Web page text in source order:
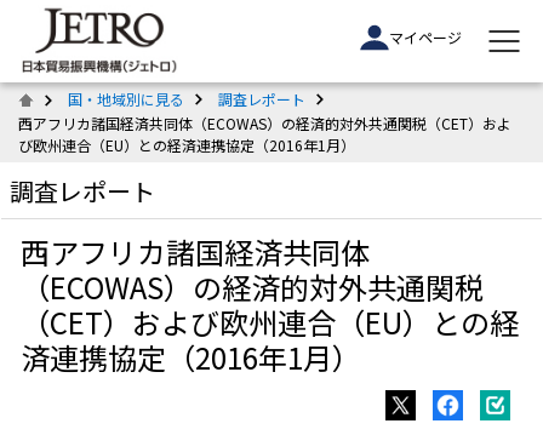
マイページ
国・地域別に見る
調査レポート
西アフリカ諸国経済共同体（ECOWAS）の経済的対外共通関税（CET）およ
び欧州連合（EU）との経済連携協定（2016年1月）
調査レポート
西アフリカ諸国経済共同体
（ECOWAS）の経済的対外共通関税
（CET）および欧州連合（EU）との経
済連携協定（2016年1月）